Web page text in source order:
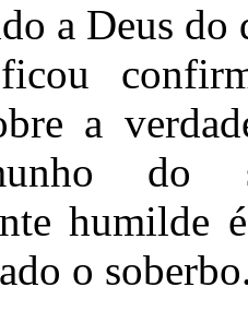
a Deus do
a
do
humilde
o